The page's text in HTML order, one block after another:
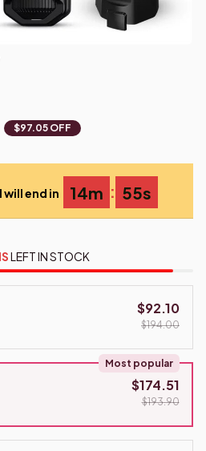
$97.05 OFF
will end in 14m : 55s
LEFT IN STOCK
$92.10
$194.00
Most popular
$174.51
$193.90